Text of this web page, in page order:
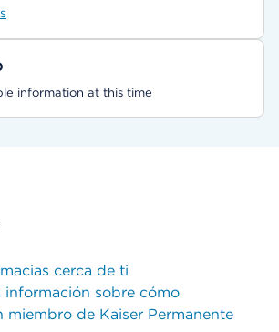
information at this time
cerca de ti
información sobre cómo
miembro de Kaiser Permanente